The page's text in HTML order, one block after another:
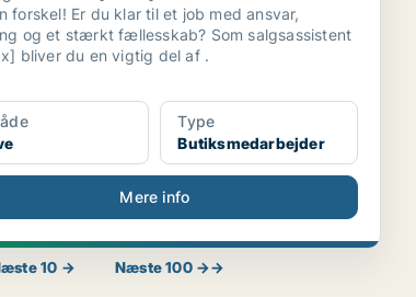
forskel! Er du klar til et job med ansvar,
og et stærkt fællesskab? Som salgsassistent
bliver du en vigtig del af .
Type
Butiksmedarbejder
Mere info
10 → Næste 100 →→